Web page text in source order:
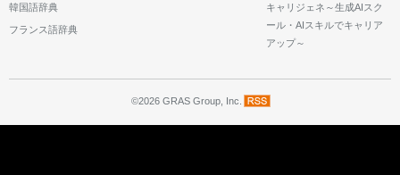
韓国語辞典
フランス語辞典
キャリジェネ～生成AIスク
ール・AIスキルでキャリア
アップ～
©2026 GRAS Group, Inc.